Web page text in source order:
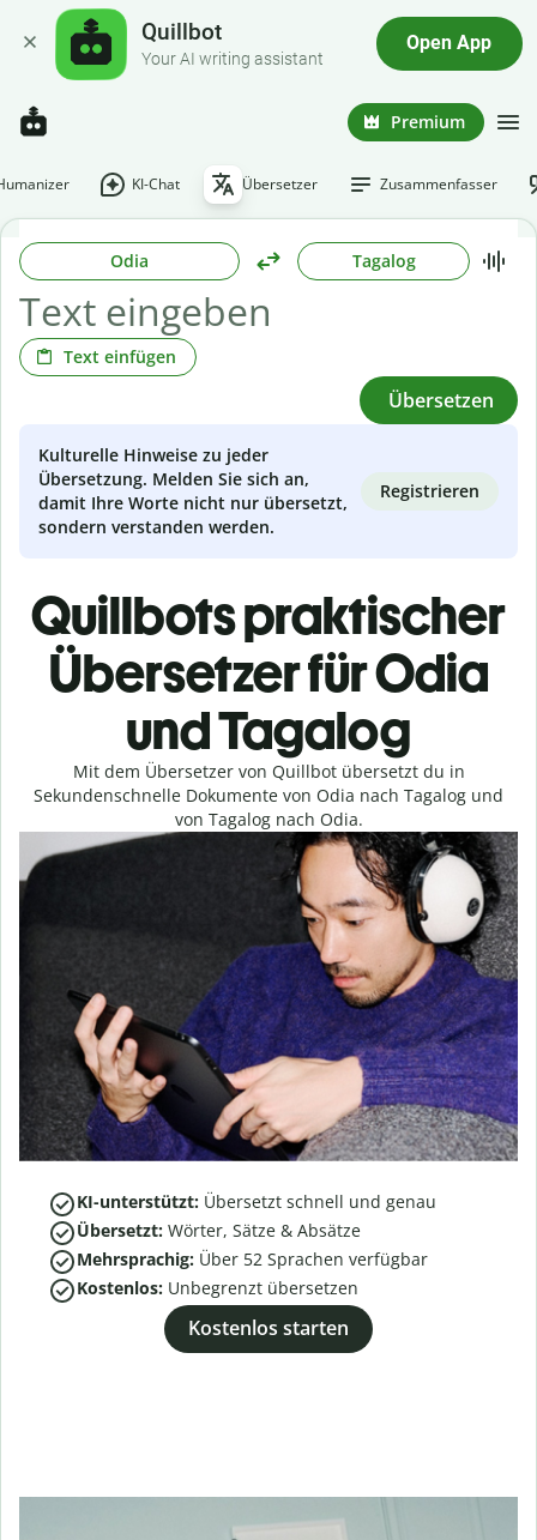
Quillbot
Your AI writing assistant
Open App
Premium
KI-Chat Übersetzer Zusammenfasser
Odia Tagalog
Text einfügen
Übersetzen
Kulturelle Hinweise zu jeder
Übersetzung. Melden Sie sich an,
damit Ihre Worte nicht nur übersetzt,
sondern verstanden werden.
Registrieren
Quillbots praktischer
Übersetzer für Odia
und Tagalog
Mit dem Übersetzer von Quillbot übersetzt du in
Sekundenschnelle Dokumente von Odia nach Tagalog und
von Tagalog nach Odia.
KI-unterstützt: Übersetzt schnell und genau
Übersetzt: Wörter, Sätze & Absätze
Mehrsprachig: Über 52 Sprachen verfügbar
Kostenlos: Unbegrenzt übersetzen
Kostenlos starten